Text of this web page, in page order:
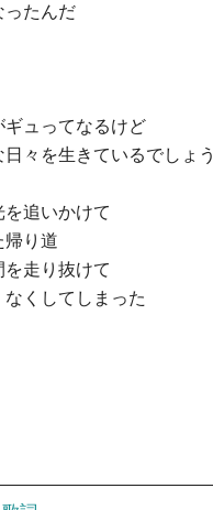
ったんだ
ギュってなるけど
々を生きているでしょう
追いかけて
帰り道
走り抜けて
くしてしまった